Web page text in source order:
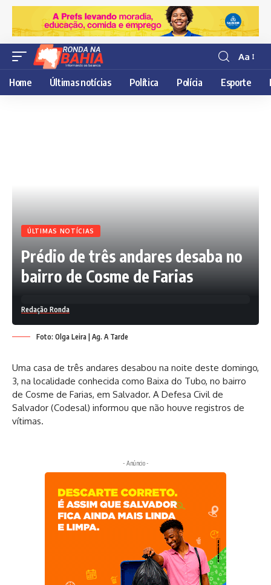
Resisor
de
fonte
Aa
Home Últimas notícias Política Polícia Esporte
ÚLTIMAS NOTÍCIAS
Prédio de três andares desaba no
bairro de Cosme de Farias
Redação Ronda
Foto: Olga Leira | Ag. A Tarde
Uma casa de três andares desabou na noite deste domingo,
3, na localidade conhecida como Baixa do Tubo, no bairro
de Cosme de Farias, em Salvador. A Defesa Civil de
Salvador (Codesal) informou que não houve registros de
vítimas.
- Anúncio -